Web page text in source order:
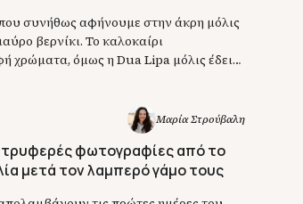
συνήθως αφήνουμε στην άκρη μόλις
βερνίκι. Το καλοκαίρι
χρώματα, όμως η Dua Lipa μόλις έδειξε
Μαρία Στρούβαλη
τρυφερές φωτογραφίες από το
μετά τον λαμπερό γάμο τους